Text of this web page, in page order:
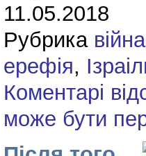
11.05.2018
Рубрика війна
ерефія,
Коментарі
може бути